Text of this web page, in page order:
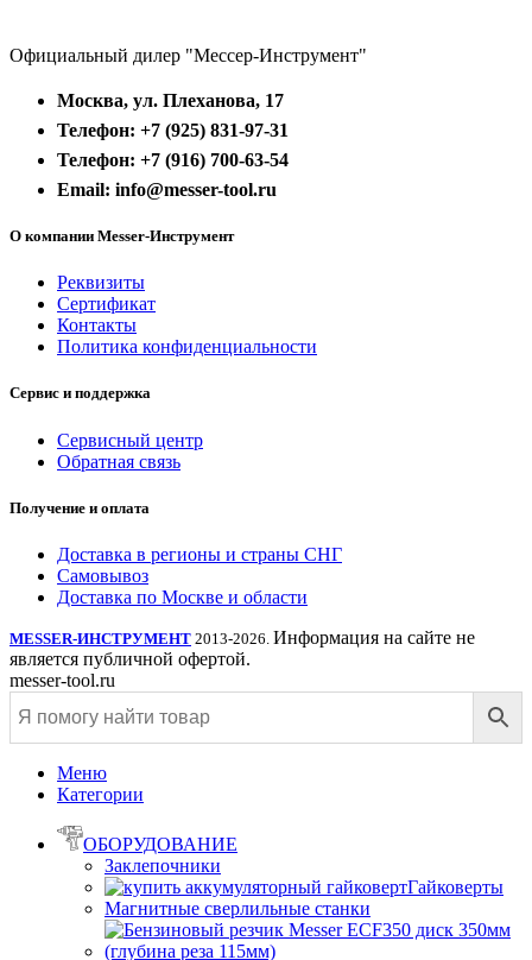
Официальный дилер "Мессер-Инструмент"
Москва, ул. Плеханова, 17
Телефон: +7 (925) 831-97-31
Телефон: +7 (916) 700-63-54
Email: info@messer-tool.ru
О компании Messer-Инструмент
Реквизиты
Сертификат
Контакты
Политика конфиденциальности
Сервис и поддержка
Сервисный центр
Обратная связь
Получение и оплата
Доставка в регионы и страны СНГ
Самовывоз
Доставка по Москве и области
MESSER-ИНСТРУМЕНТ 2013-2026. Информация на сайте не
является публичной офертой.
messer-tool.ru
Меню
Категории
ОБОРУДОВАНИЕ
Заклепочники
Гайковерты
Магнитные сверлильные станки